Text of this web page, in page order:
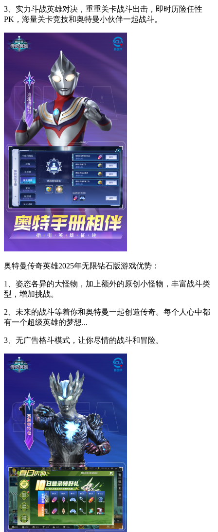
3、实力斗战英雄对决，重重关卡战斗出击，即时历险任性
PK，海量关卡竞技和奥特曼小伙伴一起战斗。
奥特曼传奇英雄2025年无限钻石版游戏优势：
1、姿态各异的大怪物，加上额外的原创小怪物，丰富战斗类
型，增加挑战。
2、未来的战斗等着你和奥特曼一起创造传奇。每个人心中都
有一个超级英雄的梦想...
3、无广告格斗模式，让你尽情的战斗和冒险。